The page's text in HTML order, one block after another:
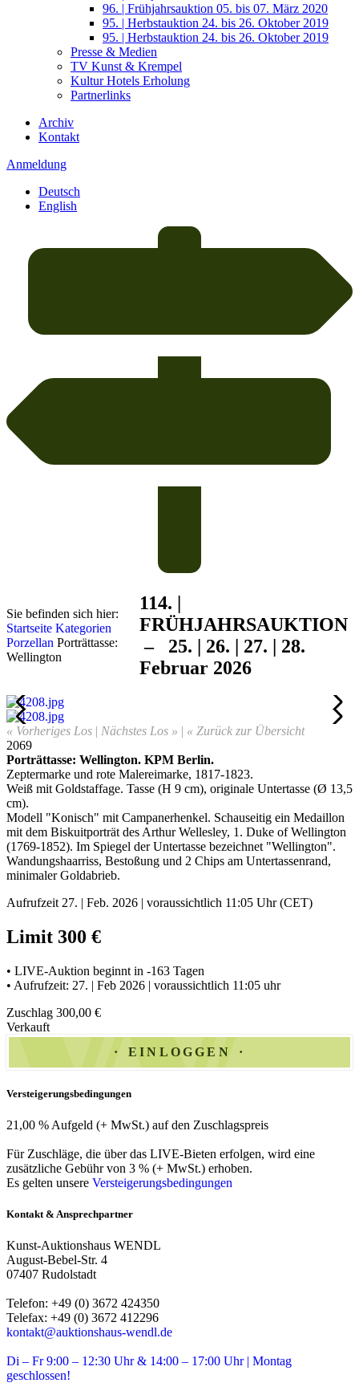
96. | Frühjahrsauktion 05. bis 07. März 2020
95. | Herbstauktion 24. bis 26. Oktober 2019
95. | Herbstauktion 24. bis 26. Oktober 2019
Presse & Medien
TV Kunst & Krempel
Kultur Hotels Erholung
Partnerlinks
Archiv
Kontakt
Anmeldung
Deutsch
English
Sie befinden sich hier:
Startseite Kategorien
Porzellan Porträttasse:
Wellington
114. |
FRÜHJAHRSAUKTION
– 25. | 26. | 27. | 28.
Februar 2026
« Vorheriges Los | Nächstes Los » | « Zurück zur Übersicht
2069
Porträttasse: Wellington. KPM Berlin.
Zeptermarke und rote Malereimarke, 1817-1823.
Weiß mit Goldstaffage. Tasse (H 9 cm), originale Untertasse (Ø 13,5
cm).
Modell "Konisch" mit Campanerhenkel. Schauseitig ein Medaillon
mit dem Biskuitporträt des Arthur Wellesley, 1. Duke of Wellington
(1769-1852). Im Spiegel der Untertasse bezeichnet "Wellington".
Wandungshaarriss, Bestoßung und 2 Chips am Untertassenrand,
minimaler Goldabrieb.
Aufrufzeit 27. | Feb. 2026 | voraussichtlich 11:05 Uhr (CET)
Limit 300 €
• LIVE-Auktion beginnt in -163 Tagen
• Aufrufzeit: 27. | Feb 2026 | voraussichtlich 11:05 uhr
Zuschlag 300,00 €
Verkauft
EINLOGGEN
Versteigerungsbedingungen
21,00 % Aufgeld (+ MwSt.) auf den Zuschlagspreis
Für Zuschläge, die über das LIVE-Bieten erfolgen, wird eine
zusätzliche Gebühr von 3 % (+ MwSt.) erhoben.
Es gelten unsere Versteigerungsbedingungen
Kontakt & Ansprechpartner
Kunst-Auktionshaus WENDL
August-Bebel-Str. 4
07407 Rudolstadt
Telefon: +49 (0) 3672 424350
Telefax: +49 (0) 3672 412296
kontakt@auktionshaus-wendl.de
Di – Fr 9:00 – 12:30 Uhr & 14:00 – 17:00 Uhr | Montag
geschlossen!